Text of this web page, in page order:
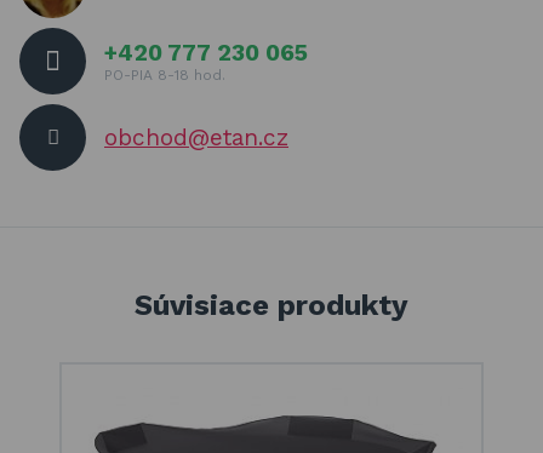
+420 777 230 065
PO-PIA 8-18 hod.
obchod@etan.cz
Súvisiace produkty